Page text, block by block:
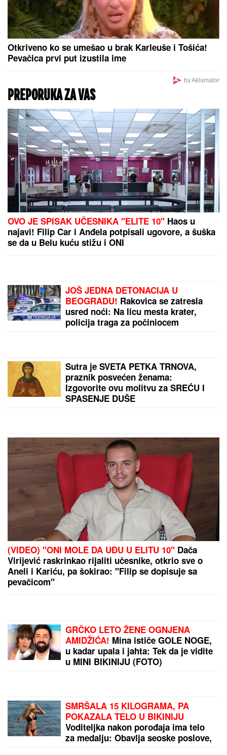
Dino Merlin napravio problem Sarajevu, Koševo
očajno za fudbal
Otkriveno ko se umešao u brak Karleuše i Tošića!
Pevačica prvi put izustila ime
PREPORUKA ZA VAS
OVO JE SPISAK UČESNIKA "ELITE 10"Haos u
najavi! Filip Car i Anđela potpisali ugovore, a šuška
se da u Belu kuću stižu i ONI
JOŠ JEDNA DETONACIJA U
BEOGRADU!Rakovica se zatresla
usred noći: Na licu mesta krater,
policija traga za počiniocem
Sutra je SVETA PETKA TRNOVA,
praznik posvećen ženama:
Izgovorite ovu molitvu za SREĆU I
SPASENJE DUŠE